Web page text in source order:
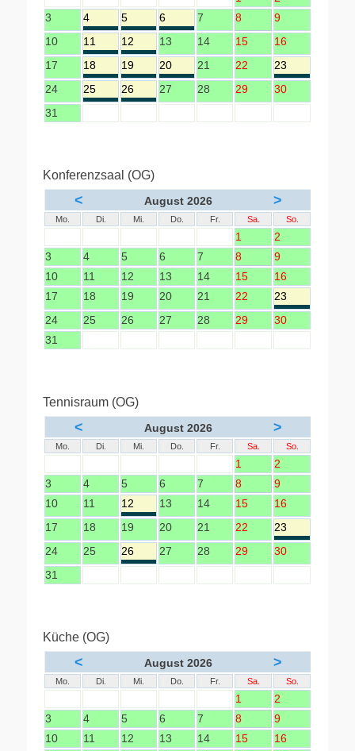
3
4 5 6 7 8
9
10
11 12 13 14 15
16
17
18 19 20 21 22
23
24
25 26 27 28 29
30
31
Konferenzsaal (OG)
< August 2026 >
Mo. Di. Mi. Do. Fr. Sa. So.
1
2
3
4 5 6 7 8
9
10
11 12 13 14 15
16
17
18 19 20 21 22
23
24
25 26 27 28 29
30
31
Tennisraum (OG)
< August 2026 >
Mo. Di. Mi. Do. Fr. Sa. So.
1
2
3
4 5 6 7 8
9
10
11 12 13 14 15
16
17
18 19 20 21 22
23
24
25 26 27 28 29
30
31
Küche (OG)
< August 2026 >
Mo. Di. Mi. Do. Fr. Sa. So.
1
2
3
4 5 6 7 8
9
10
11 12 13 14 15
16